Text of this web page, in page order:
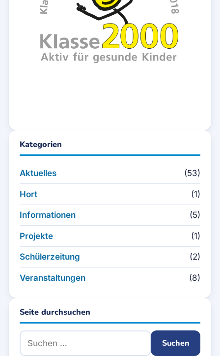
Kategorien
Aktuelles (53)
Hort (1)
Informationen (5)
Projekte (1)
Schülerzeitung (2)
Veranstaltungen (8)
Seite durchsuchen
Suchen nach: